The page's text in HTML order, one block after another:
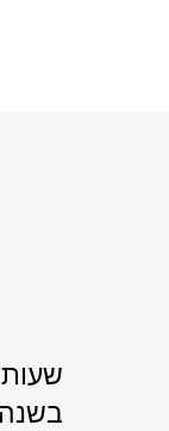
שעות
בשנה